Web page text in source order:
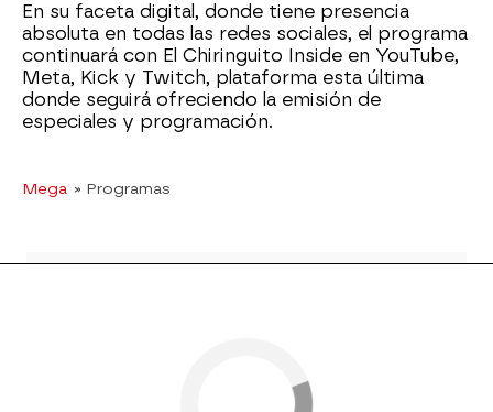
En su faceta digital, donde tiene presencia
absoluta en todas las redes sociales, el programa
continuará con El Chiringuito Inside en YouTube,
Meta, Kick y Twitch, plataforma esta última
donde seguirá ofreciendo la emisión de
especiales y programación.
Mega » Programas